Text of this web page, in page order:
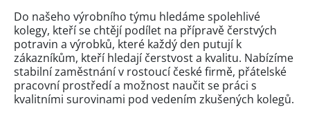
Do našeho výrobního týmu hledáme spolehlivé
kolegy, kteří se chtějí podílet na přípravě čerstvých
potravin a výrobků, které každý den putují k
zákazníkům, kteří hledají čerstvost a kvalitu. Nabízíme
stabilní zaměstnání v rostoucí české firmě, přátelské
pracovní prostředí a možnost naučit se práci s
kvalitními surovinami pod vedením zkušených kolegů.